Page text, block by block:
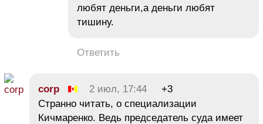
любят деньги,а деньги любят
тишину.
Ответить
corp 2 июл, 17:44
+3
Странно читать, о специализации
Кичмаренко. Ведь председатель суда имеет